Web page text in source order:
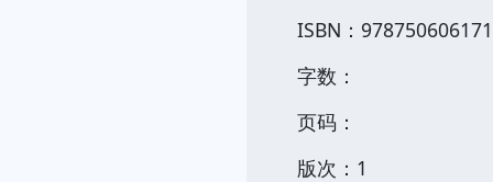
ISBN：
字数：
页码：
版次：1